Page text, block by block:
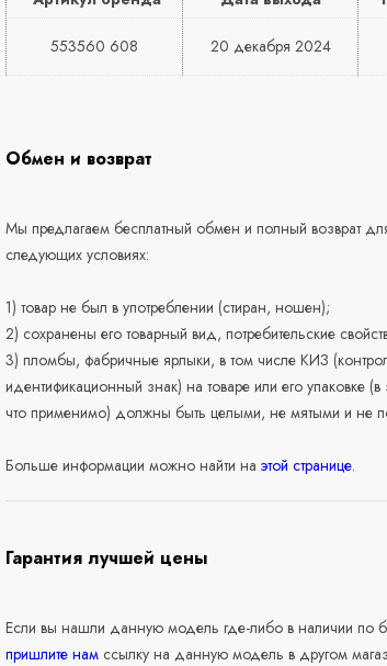
553560 608 20 декабря 2024
Обмен и возврат
Мы предлагаем бесплатный обмен и полный возврат
следующих условиях:
1) товар не был в употреблении (стиран, ношен);
2) сохранены его товарный вид, потребительские
3) пломбы, фабричные ярлыки, в том числе КИЗ
идентификационный знак) на товаре или его упаковке (в
что применимо) должны быть целыми, не мятыми и не
Больше информации можно найти наэтой странице.
Гарантия лучшей цены
Если вы нашли данную модель где-либо в наличии по
пришлите нам ссылку на данную модель в другом